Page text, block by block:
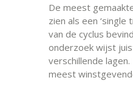
De meest
zien als een
van de cyclus
onderzoek wijst
verschillende
meest